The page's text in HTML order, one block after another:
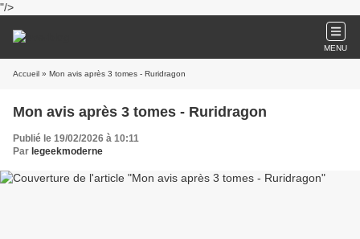
"/>
MENU
Accueil » Mon avis après 3 tomes - Ruridragon
Mon avis après 3 tomes - Ruridragon
Publié le 19/02/2026 à 10:11
Par legeekmoderne